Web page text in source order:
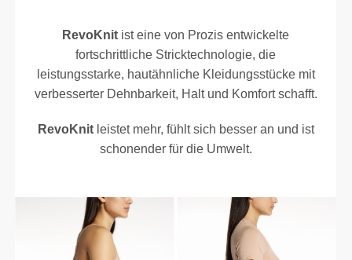
RevoKnit ist eine von Prozis entwickelte
fortschrittliche Stricktechnologie, die
leistungsstarke, hautähnliche Kleidungsstücke mit
verbesserter Dehnbarkeit, Halt und Komfort schafft.
RevoKnitleistet mehr, fühlt sich besser an und ist
schonender für die Umwelt.